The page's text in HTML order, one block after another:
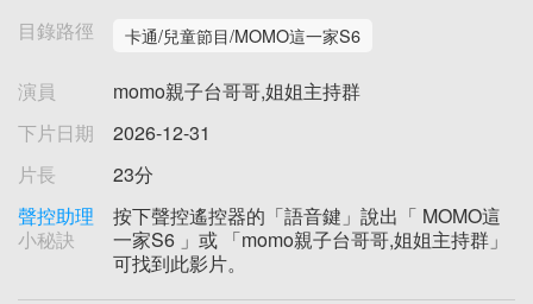
目錄路徑 卡通/兒童節目/MOMO這一家S6
演員
momo親子台哥哥,姐姐主持群
下片日期
2026-12-31
片長
23分
聲控助理
小秘訣
按下聲控遙控器的「語音鍵」說出「 MOMO這
一家S6 」或 「momo親子台哥哥,姐姐主持群」
可找到此影片。